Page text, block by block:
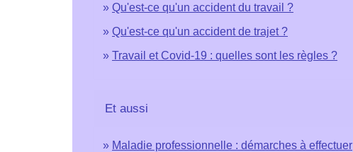
Qu'est-ce qu'un accident du travail ?
Qu'est-ce qu'un accident de trajet ?
Travail et Covid-19 : quelles sont les règles ?
Et aussi
Maladie professionnelle : démarches à effectuer